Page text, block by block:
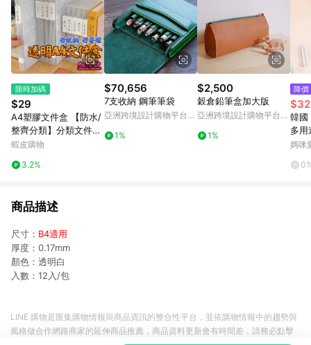
限時加碼
$29
A4塑膠文件盒 【防水/
整齊分類】分類文件收
納盒 a4資料盒 資料收
單收納盒 a4塑膠資料
蝦皮購物
3.2%
$70,656
7支收納 鋼筆筆袋
亞洲跨境設計購物平台
1%
$2,500
穀倉鉛筆盒加大版
亞洲跨境設計購物平台
1%
降價
韓
多用
納袋
媽咪
商品描述
尺寸： B4適用
厚度：0.17mm
顏色：透明白
入數：12入/包
LINE 購物是匯集購物情報與商品資訊的整合性平台，並依購物情報中的趨勢與
風格做合作網路商家的延伸商品推薦，商品資料更新會有時間差，請務必點擊